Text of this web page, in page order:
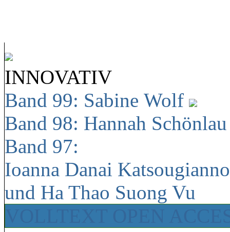
INNOVATIV
Band 99: Sabine Wolf
Band 98: Hannah
Band 97:
Ioanna Danai
und Ha Thao Suong Vu